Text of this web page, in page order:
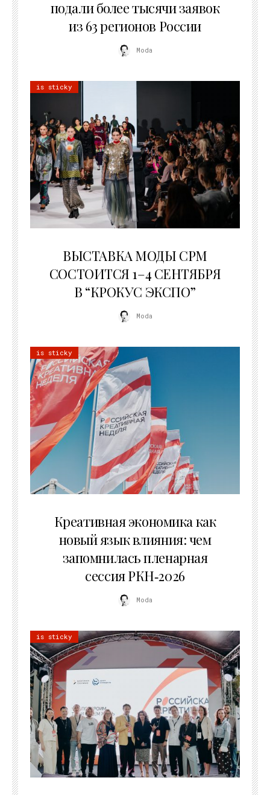
подали более тысячи заявок
из 63 регионов России
Moda
is sticky
ВЫСТАВКА МОДЫ CPM
СОСТОИТСЯ 1–4 СЕНТЯБРЯ
В “КРОКУС ЭКСПО”
Moda
is sticky
Креативная экономика как
новый язык влияния: чем
запомнилась пленарная
сессия РКН‑2026
Moda
is sticky